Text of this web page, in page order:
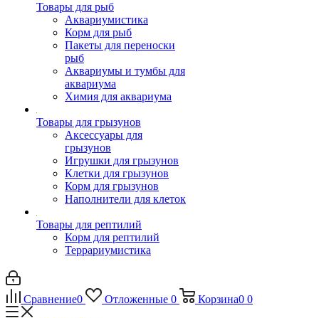
Товары для рыб
Аквариумистика
Корм для рыб
Пакеты для переноски
рыб
Аквариумы и тумбы для
аквариума
Химия для аквариума
Товары для грызунов
Аксессуары для
грызунов
Игрушки для грызунов
Клетки для грызунов
Корм для грызунов
Наполнители для клеток
Товары для рептилий
Корм для рептилий
Террариумистика
Сравнение0 Отложенные 0 Корзина0 0